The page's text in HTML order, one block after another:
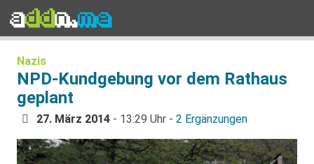
Nazis
NPD-Kundgebung vor dem Rathaus
geplant
27. März 2014 - 13:29 Uhr - 2 Ergänzungen